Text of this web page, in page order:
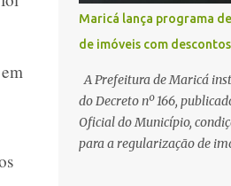
estratégica. Segundo
será o início de um debate
viabilidade dessa estrutura
Durante o vídeo, o prefeito
respondeu às críticas que
Segundo ele, muitas
que promete muito, mas
Maricá lança programa
de imóveis com
A Prefeitura de Maricá
do Decreto nº 166,
Oficial do Município,
para a regularização de